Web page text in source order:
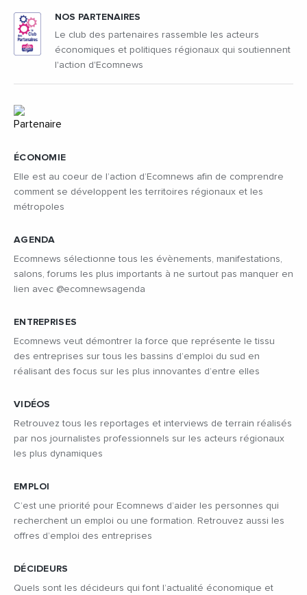
ÉCONOMIE
Elle est au coeur de l’action d’Ecomnews afin de comprendre
comment se développent les territoires régionaux et les
métropoles
AGENDA
Ecomnews sélectionne tous les évènements, manifestations,
salons, forums les plus importants à ne surtout pas manquer en
lien avec @ecomnewsagenda
ENTREPRISES
Ecomnews veut démontrer la force que représente le tissu
des entreprises sur tous les bassins d’emploi du sud en
réalisant des focus sur les plus innovantes d’entre elles
VIDÉOS
Retrouvez tous les reportages et interviews de terrain réalisés
par nos journalistes professionnels sur les acteurs régionaux
les plus dynamiques
EMPLOI
C’est une priorité pour Ecomnews d’aider les personnes qui
recherchent un emploi ou une formation. Retrouvez aussi les
offres d’emploi des entreprises
DÉCIDEURS
Quels sont les décideurs qui font l’actualité économique et
NOS PARTENAIRES
Le club des partenaires rassemble les acteurs
économiques et politiques régionaux qui soutiennent
l'action d'Ecomnews